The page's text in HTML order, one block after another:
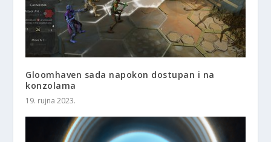
Gloomhaven sada napokon dostupan i na
konzolama
19. rujna 2023.